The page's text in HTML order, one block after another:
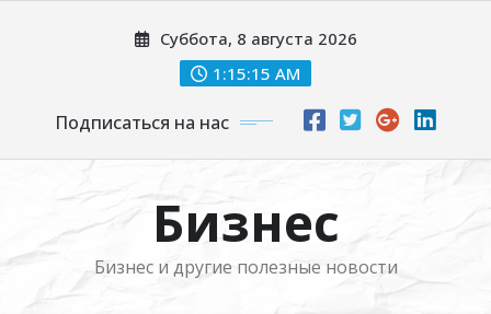
Суббота, 8 августа 2026
1:15:16 AM
Подписаться на нас
Бизнес
Бизнес и другие полезные новости